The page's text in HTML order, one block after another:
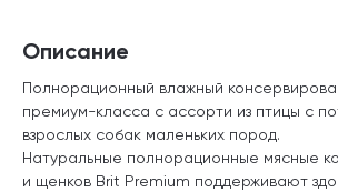
Описание
Полнорационный влажный
премиум-класса с ассорти из птицы с
взрослых собак маленьких пород.
Натуральные полнорационные мясные
и щенков Brit Premium поддерживают